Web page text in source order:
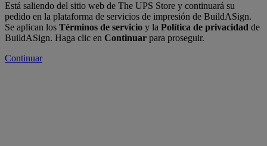
Está saliendo del sitio web de The UPS Store y continuará su
pedido en la plataforma de servicios de impresión de BuildASign.
Se aplican los Términos de servicio y la Política de privacidad de
BuildASign. Haga clic en Continuar para proseguir.
Continuar